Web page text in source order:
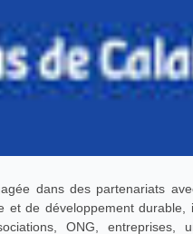
dans des partenariats
et de développement durable,
ONG, entreprises,